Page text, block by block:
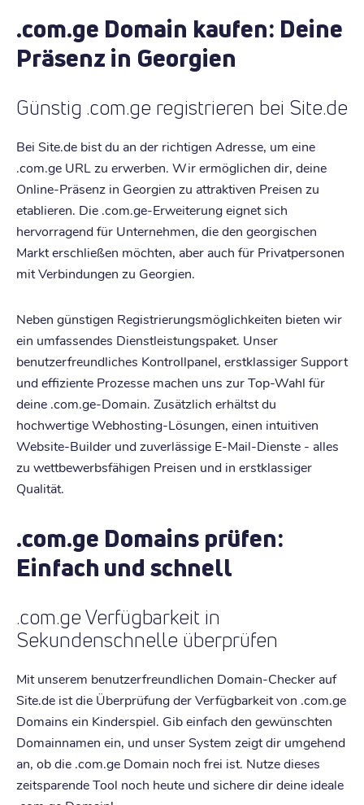
.com.ge Domain kaufen: Deine
Präsenz in Georgien
Günstig .com.ge registrieren bei Site.de
Bei Site.de bist du an der richtigen Adresse, um eine
.com.ge URL zu erwerben. Wir ermöglichen dir, deine
Online-Präsenz in Georgien zu attraktiven Preisen zu
etablieren. Die .com.ge-Erweiterung eignet sich
hervorragend für Unternehmen, die den georgischen
Markt erschließen möchten, aber auch für Privatpersonen
mit Verbindungen zu Georgien.
Neben günstigen Registrierungsmöglichkeiten bieten wir
ein umfassendes Dienstleistungspaket. Unser
benutzerfreundliches Kontrollpanel, erstklassiger Support
und effiziente Prozesse machen uns zur Top-Wahl für
deine .com.ge-Domain. Zusätzlich erhältst du
hochwertige Webhosting-Lösungen, einen intuitiven
Website-Builder und zuverlässige E-Mail-Dienste - alles
zu wettbewerbsfähigen Preisen und in erstklassiger
Qualität.
.com.ge Domains prüfen:
Einfach und schnell
.com.ge Verfügbarkeit in
Sekundenschnelle überprüfen
Mit unserem benutzerfreundlichen Domain-Checker auf
Site.de ist die Überprüfung der Verfügbarkeit von .com.ge
Domains ein Kinderspiel. Gib einfach den gewünschten
Domainnamen ein, und unser System zeigt dir umgehend
an, ob die .com.ge Domain noch frei ist. Nutze dieses
zeitsparende Tool noch heute und sichere dir deine ideale